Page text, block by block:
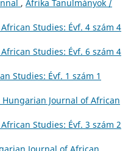
, Afrika Tanulmányok /
Studies: Évf. 4 szám 4
Studies: Évf. 6 szám 4
Studies: Évf. 1 szám 1
Journal of African
Studies: Évf. 3 szám 2